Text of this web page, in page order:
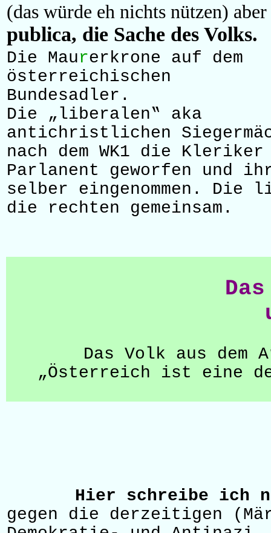
(das würde eh nichts nützen) aber
publica, die Sache des Volks.
Die Maurerkrone auf dem
österreichischen
Bundesadler.
Die „liberalen‟ aka
antichristlichen
nach dem WK1 die Kleriker
Parlanent geworfen und
selber eingenommen. Die
die rechten gemeinsam.
Das Volk aus
„Österreich ist eine
Hier schreibe ich
gegen die derzeitigen